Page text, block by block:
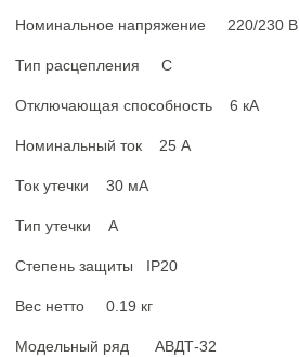
Номинальное напряжение 220/230 В
Тип расцепления C
Отключающая способность 6 кА
Номинальный ток 25 А
Ток утечки 30 мА
Тип утечки А
Степень защиты IP20
Вес нетто 0.19 кг
Модельный ряд АВДТ-32